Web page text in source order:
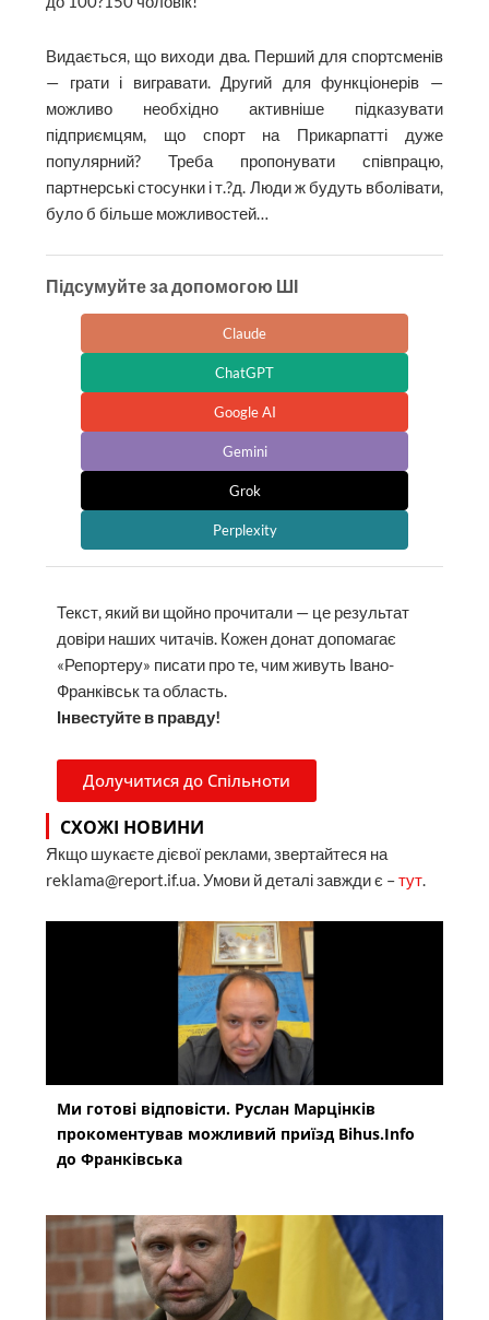
Видається, що виходи два. Перший для спортсменів
— грати і вигравати. Другий для функціонерів —
можливо необхідно активніше підказувати
підприємцям, що спорт на Прикарпатті дуже
популярний? Треба пропонувати співпрацю,
партнерські стосунки і т.?д. Люди ж будуть вболівати,
було б більше можливостей…
Підсумуйте за допомогою ШІ
Claude
ChatGPT
Google AI
Gemini
Grok
Perplexity
Текст, який ви щойно прочитали — це результат
довіри наших читачів. Кожен донат допомагає
«Репортеру» писати про те, чим живуть Івано-
Франківськ та область.
Інвестуйте в правду!
Долучитися до Спільноти
СХОЖІ НОВИНИ
Якщо шукаєте дієвої реклами, звертайтеся на
reklama@report.if.ua. Умови й деталі завжди є –тут.
Ми готові відповісти. Руслан Марцінків
прокоментував можливий приїзд Bihus.Info
до Франківська